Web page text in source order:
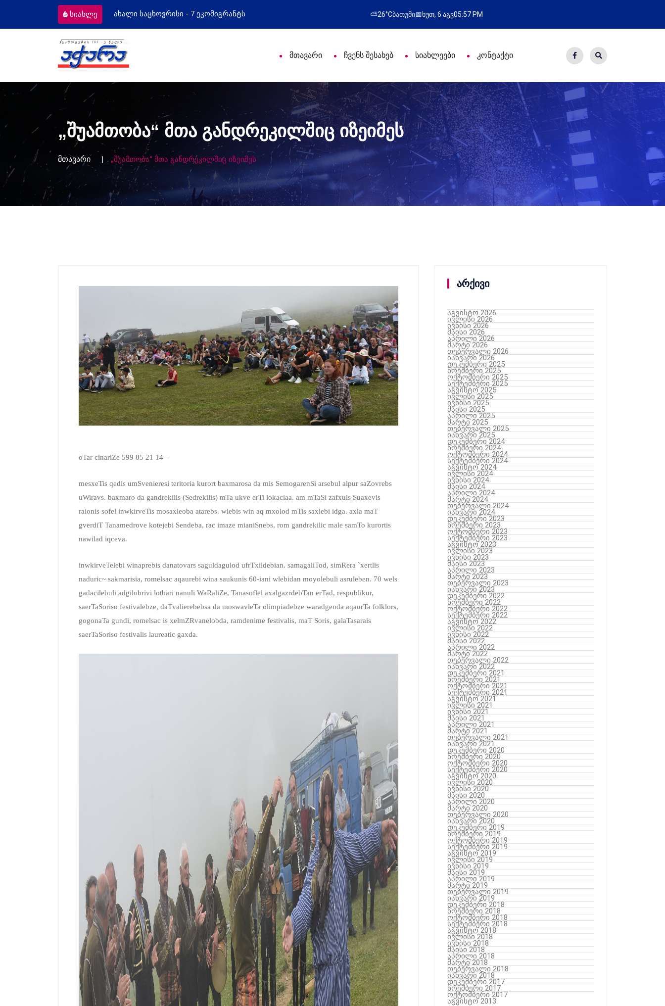
სიახლე მოსამართლეებს პროფესიული დღე მიულოცა წარმატებული გამოსვლა
⛅26°Cბათუმი📅ხუთ, 6 აგვ05:57 PM
მთავარი ჩვენს შესახებ სიახლეები კონტაქტი
„შუამთობა“ მთა განდრეკილშიც იზეიმეს
მთავარი „შუამთობა“ მთა განდრეკილშიც იზეიმეს
oTar cinariZe 599 85 21 14 –
mesxeTis qedis umSvenieresi teritoria kurort baxmarosa da mis SemogarenSi arsebul alpur saZovrebs
uWiravs. baxmaro da gandrekilis (Sedrekilis) mTa ukve erTi lokaciaa. am mTaSi zafxuls Suaxevis
raionis sofel inwkirveTis mosaxleoba atarebs. wlebis win aq mxolod mTis saxlebi idga. axla maT
gverdiT Tanamedrove kotejebi Sendeba, rac imaze mianiSnebs, rom gandrekilic male samTo kurortis
nawilad iqceva.
inwkirveTelebi winaprebis danatovars saguldagulod ufrTxildebian. samagaliTod, simRera `xertlis
naduric~ sakmarisia, romelsac aqaurebi wina saukunis 60-iani wlebidan moyolebuli asruleben. 70 wels
gadacilebuli adgilobrivi lotbari nanuli WaRaliZe, Tanasoflel axalgazrdebTan erTad, respublikur,
saerTaSoriso festivalebze, daTvalierebebsa da moswavleTa olimpiadebze waradgenda aqaurTa folklors,
gogonaTa gundi, romelsac is xelmZRvanelobda, ramdenime festivalis, maT Soris, galaTasarais
saerTaSoriso festivalis laureatic gaxda.
არქივი
აგვისტო 2026
ივლისი 2026
ივნისი 2026
მაისი 2026
აპრილი 2026
მარტი 2026
თებერვალი 2026
იანვარი 2026
დეკემბერი 2025
ნოემბერი 2025
ოქტომბერი 2025
სექტემბერი 2025
აგვისტო 2025
ივლისი 2025
ივნისი 2025
მაისი 2025
აპრილი 2025
მარტი 2025
თებერვალი 2025
იანვარი 2025
დეკემბერი 2024
ნოემბერი 2024
ოქტომბერი 2024
სექტემბერი 2024
აგვისტო 2024
ივლისი 2024
ივნისი 2024
მაისი 2024
აპრილი 2024
მარტი 2024
თებერვალი 2024
იანვარი 2024
დეკემბერი 2023
ნოემბერი 2023
ოქტომბერი 2023
სექტემბერი 2023
აგვისტო 2023
ივლისი 2023
ივნისი 2023
მაისი 2023
აპრილი 2023
მარტი 2023
თებერვალი 2023
იანვარი 2023
დეკემბერი 2022
ნოემბერი 2022
ოქტომბერი 2022
სექტემბერი 2022
აგვისტო 2022
ივლისი 2022
ივნისი 2022
მაისი 2022
აპრილი 2022
მარტი 2022
თებერვალი 2022
იანვარი 2022
დეკემბერი 2021
ნოემბერი 2021
ოქტომბერი 2021
სექტემბერი 2021
აგვისტო 2021
ივლისი 2021
ივნისი 2021
მაისი 2021
აპრილი 2021
მარტი 2021
თებერვალი 2021
იანვარი 2021
დეკემბერი 2020
ნოემბერი 2020
ოქტომბერი 2020
სექტემბერი 2020
აგვისტო 2020
ივლისი 2020
ივნისი 2020
მაისი 2020
აპრილი 2020
მარტი 2020
თებერვალი 2020
იანვარი 2020
დეკემბერი 2019
ნოემბერი 2019
ოქტომბერი 2019
სექტემბერი 2019
აგვისტო 2019
ივლისი 2019
ივნისი 2019
მაისი 2019
აპრილი 2019
მარტი 2019
თებერვალი 2019
იანვარი 2019
დეკემბერი 2018
ნოემბერი 2018
ოქტომბერი 2018
სექტემბერი 2018
აგვისტო 2018
ივლისი 2018
ივნისი 2018
მაისი 2018
აპრილი 2018
მარტი 2018
თებერვალი 2018
იანვარი 2018
დეკემბერი 2017
ნოემბერი 2017
ოქტომბერი 2017
აგვისტო 2013